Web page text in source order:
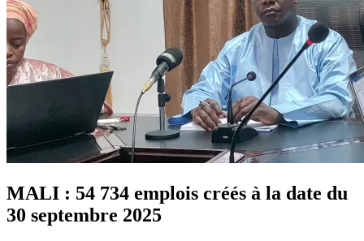
MALI : 54 734 emplois créés à la date du
30 septembre 2025